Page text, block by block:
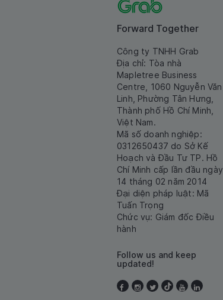
Forward Together
Công ty TNHH Grab
Địa chỉ: Tòa nhà
Mapletree Business
Centre, 1060 Nguyễn Văn
Linh, Phường Tân Hưng,
Thành phố Hồ Chí Minh,
Việt Nam.
Mã số doanh nghiệp:
0312650437 do Sở Kế
Hoạch và Đầu Tư TP. Hồ
Chí Minh cấp lần đầu ngày
14 tháng 02 năm 2014
Đại diện pháp luật: Mã
Tuấn Trọng
Chức vụ: Giám đốc Điều
hành
Follow us and keep
updated!